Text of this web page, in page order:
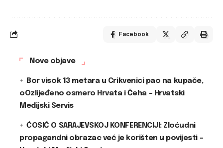
Facebook
Nove objave
Bor visok 13 metara u Crikvenici pao na kupače,
oOzlijeđeno osmero Hrvata i Čeha – Hrvatski
Medijski Servis
ĆOSIĆ O SARAJEVSKOJ KONFERENCIJI: Zloćudni
propagandni obrazac već je korišten u povijesti –